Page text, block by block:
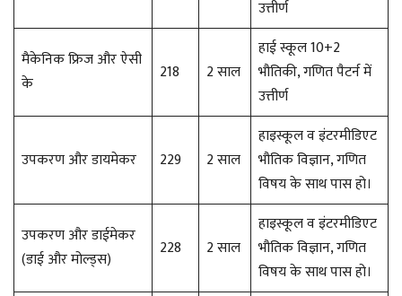
उत्तीर्ण
मैकेनिक फ्रिज और ऐसी
के
218 2 साल
हाई स्कूल 10+2
भौतिकी, गणित पैटर्न में
उत्तीर्ण
उपकरण और डायमेकर 229 2 साल
हाइस्कूल व इंटरमीडिएट
भौतिक विज्ञान, गणित
विषय के साथ पास हो।
उपकरण और डाईमेकर
(डाई और मोल्ड्स)
228 2 साल
हाइस्कूल व इंटरमीडिएट
भौतिक विज्ञान, गणित
विषय के साथ पास हो।